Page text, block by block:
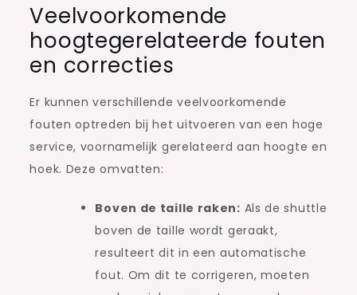
Veelvoorkomende
hoogtegerelateerde fouten
en correcties
Er kunnen verschillende veelvoorkomende
fouten optreden bij het uitvoeren van een hoge
service, voornamelijk gerelateerd aan hoogte en
hoek. Deze omvatten:
Boven de taille raken: Als de shuttle
boven de taille wordt geraakt,
resulteert dit in een automatische
fout. Om dit te corrigeren, moeten